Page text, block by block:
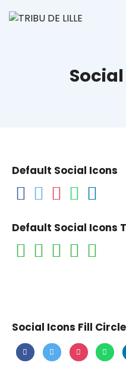
Default Social Icons
Default Social Icons
Social Icons Fill